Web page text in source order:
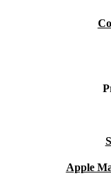
Apple